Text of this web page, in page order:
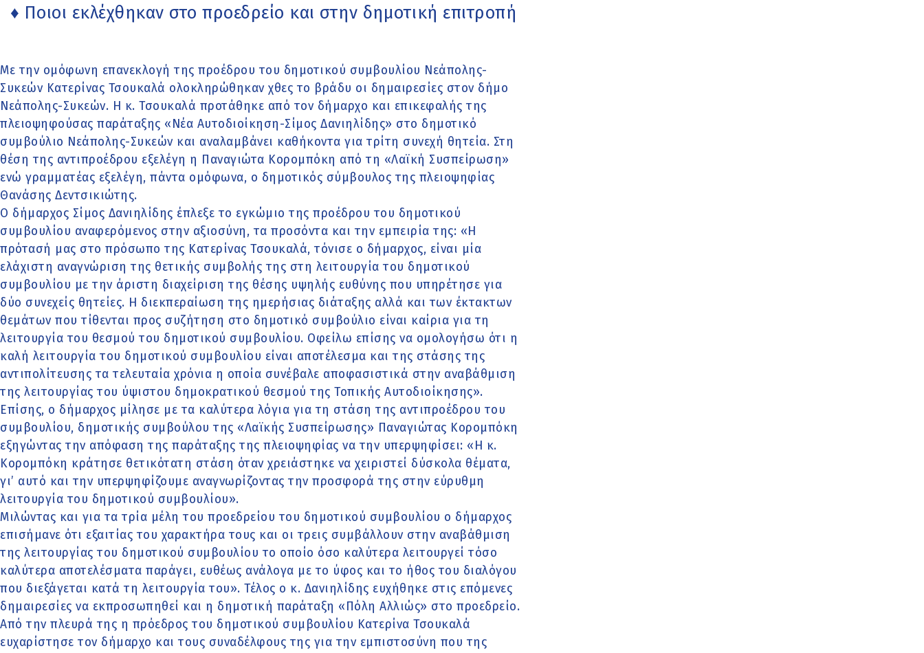
♦ Ποιοι εκλέχθηκαν στο προεδρείο και στην δημοτική επιτροπή
Με την ομόφωνη επανεκλογή της προέδρου του δημοτικού συμβουλίου Νεάπολης-
Συκεών Κατερίνας Τσουκαλά ολοκληρώθηκαν χθες το βράδυ οι δημαιρεσίες στον δήμο
Νεάπολης-Συκεών. Η κ. Τσουκαλά προτάθηκε από τον δήμαρχο και επικεφαλής της
πλειοψηφούσας παράταξης «Νέα Αυτοδιοίκηση-Σίμος Δανιηλίδης» στο δημοτικό
συμβούλιο Νεάπολης-Συκεών και αναλαμβάνει καθήκοντα για τρίτη συνεχή θητεία. Στη
θέση της αντιπροέδρου εξελέγη η Παναγιώτα Κορομπόκη από τη «Λαϊκή Συσπείρωση»
ενώ γραμματέας εξελέγη, πάντα ομόφωνα, ο δημοτικός σύμβουλος της πλειοψηφίας
Θανάσης Δεντσικιώτης.
Ο δήμαρχος Σίμος Δανιηλίδης έπλεξε το εγκώμιο της προέδρου του δημοτικού
συμβουλίου αναφερόμενος στην αξιοσύνη, τα προσόντα και την εμπειρία της: «Η
πρότασή μας στο πρόσωπο της Κατερίνας Τσουκαλά, τόνισε ο δήμαρχος, είναι μία
ελάχιστη αναγνώριση της θετικής συμβολής της στη λειτουργία του δημοτικού
συμβουλίου με την άριστη διαχείριση της θέσης υψηλής ευθύνης που υπηρέτησε για
δύο συνεχείς θητείες. Η διεκπεραίωση της ημερήσιας διάταξης αλλά και των έκτακτων
θεμάτων που τίθενται προς συζήτηση στο δημοτικό συμβούλιο είναι καίρια για τη
λειτουργία του θεσμού του δημοτικού συμβουλίου. Οφείλω επίσης να ομολογήσω ότι η
καλή λειτουργία του δημοτικού συμβουλίου είναι αποτέλεσμα και της στάσης της
αντιπολίτευσης τα τελευταία χρόνια η οποία συνέβαλε αποφασιστικά στην αναβάθμιση
της λειτουργίας του ύψιστου δημοκρατικού θεσμού της Τοπικής Αυτοδιοίκησης».
Επίσης, ο δήμαρχος μίλησε με τα καλύτερα λόγια για τη στάση της αντιπροέδρου του
συμβουλίου, δημοτικής συμβούλου της «Λαϊκής Συσπείρωσης» Παναγιώτας Κορομπόκη
εξηγώντας την απόφαση της παράταξης της πλειοψηφίας να την υπερψηφίσει: «Η κ.
Κορομπόκη κράτησε θετικότατη στάση όταν χρειάστηκε να χειριστεί δύσκολα θέματα,
γι’ αυτό και την υπερψηφίζουμε αναγνωρίζοντας την προσφορά της στην εύρυθμη
λειτουργία του δημοτικού συμβουλίου».
Μιλώντας και για τα τρία μέλη του προεδρείου του δημοτικού συμβουλίου ο δήμαρχος
επισήμανε ότι εξαιτίας του χαρακτήρα τους και οι τρεις συμβάλλουν στην αναβάθμιση
της λειτουργίας του δημοτικού συμβουλίου το οποίο όσο καλύτερα λειτουργεί τόσο
καλύτερα αποτελέσματα παράγει, ευθέως ανάλογα με το ύφος και το ήθος του διαλόγου
που διεξάγεται κατά τη λειτουργία του». Τέλος ο κ. Δανιηλίδης ευχήθηκε στις επόμενες
δημαιρεσίες να εκπροσωπηθεί και η δημοτική παράταξη «Πόλη Αλλιώς» στο προεδρείο.
Από την πλευρά της η πρόεδρος του δημοτικού συμβουλίου Κατερίνα Τσουκαλά
ευχαρίστησε τον δήμαρχο και τους συναδέλφους της για την εμπιστοσύνη που της